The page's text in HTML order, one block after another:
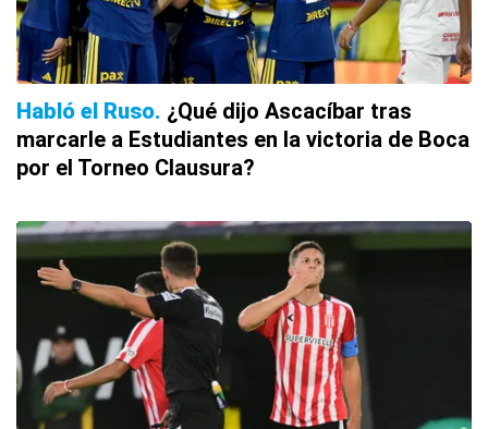
Habló el Ruso ¿Qué dijo Ascacíbar tras
marcarle a Estudiantes en la victoria de Boca
por el Torneo Clausura?